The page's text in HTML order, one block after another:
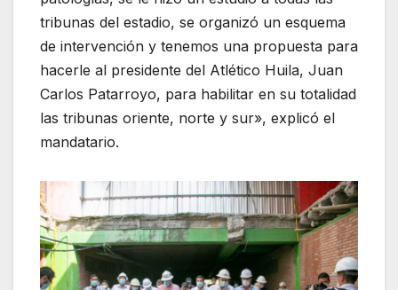
tribunas del estadio, se organizó un esquema
de intervención y tenemos una propuesta para
hacerle al presidente del Atlético Huila, Juan
Carlos Patarroyo, para habilitar en su totalidad
las tribunas oriente, norte y sur», explicó el
mandatario.